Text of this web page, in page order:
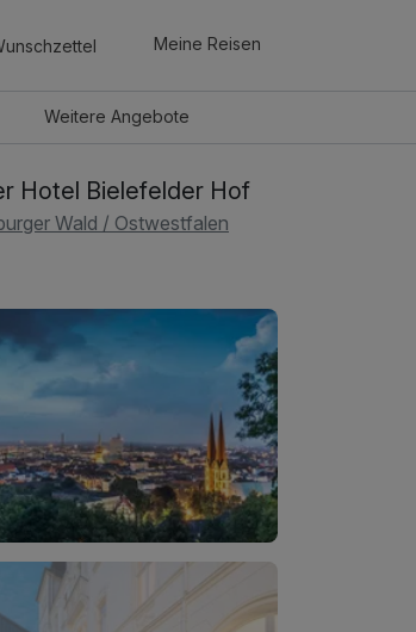
Meine Reisen
WeitereAngebote
Hotel Bielefelder Hof
Wald / Ostwestfalen